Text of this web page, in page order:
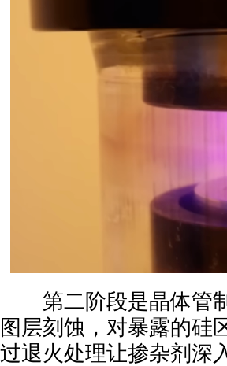
第二阶段是晶体管制
图层刻蚀，对暴露的硅
过退火处理让掺杂剂深